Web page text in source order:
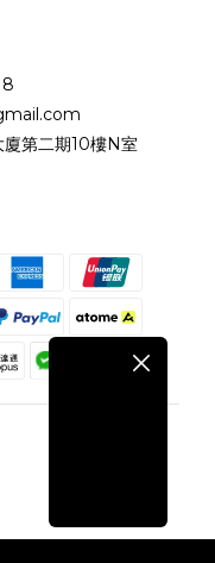
第二期10樓N室